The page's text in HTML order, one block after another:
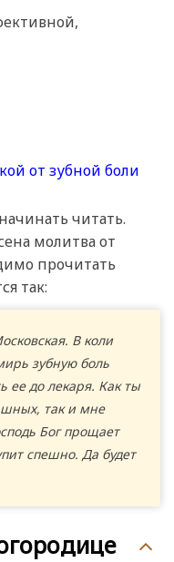
читать.
молитва от
прочитать
так:
В коли
зубную боль
ее до лекаря. Как ты
так и мне
Бог прощает
спешно. Да будет